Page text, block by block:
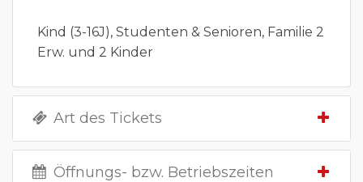
Kind (3-16J), Studenten & Senioren, Familie 2
Erw. und 2 Kinder
Art des Tickets
Öffnungs- bzw. Betriebszeiten